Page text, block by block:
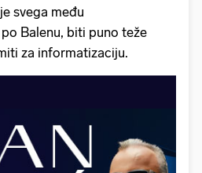
svega među
Balenu, biti puno teže
za informatizaciju.